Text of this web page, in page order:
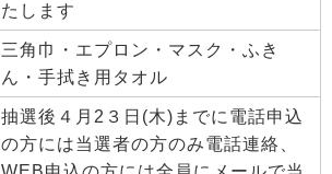
たします
三角巾・エプロン・マスク・ふき
ん・手拭き用タオル
抽選後４月2３日(木)までに電話申込
の方には当選者の方のみ電話連絡、